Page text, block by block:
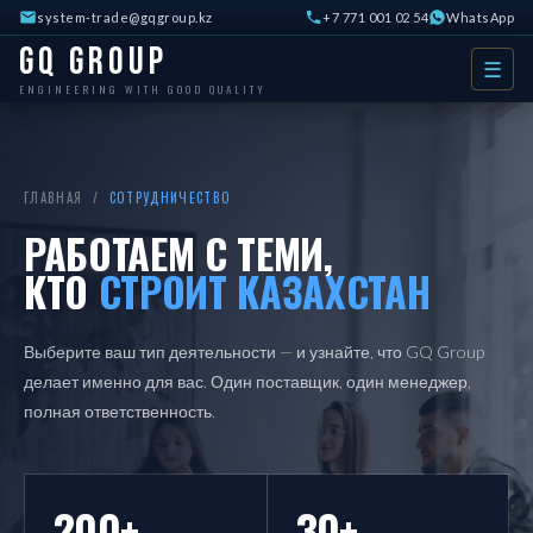
system-trade@gqgroup.kz +7 771 001 02 54 WhatsApp
GQ Group
ENGINEERING WITH GOOD QUALITY
☰
ГЛАВНАЯ / СОТРУДНИЧЕСТВО
РАБОТАЕМ С ТЕМИ,
КТОСТРОИТ КАЗАХСТАН
Выберите ваш тип деятельности — и узнайте, что GQ Group
делает именно для вас. Один поставщик, один менеджер,
полная ответственность.